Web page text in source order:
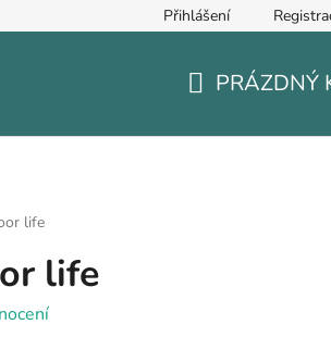
Přihlášení
PRÁZDNÝ
life
life